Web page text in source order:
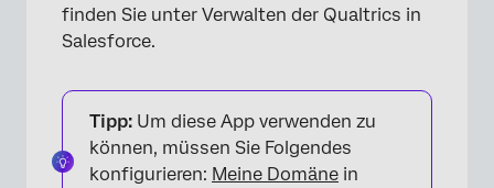
finden Sie unter Verwalten der Qualtrics in
Salesforce.
Tipp: Um diese App verwenden zu
können, müssen Sie Folgendes
konfigurieren: Meine Domäne in